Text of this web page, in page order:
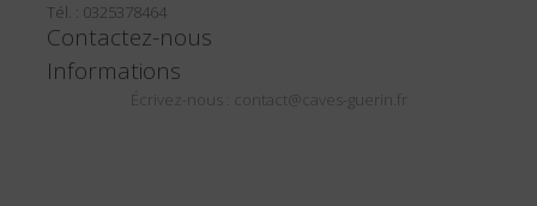
Tél. : 0325378464
Contactez-nous
Informations
Écrivez-nous : contact@caves-guerin.fr